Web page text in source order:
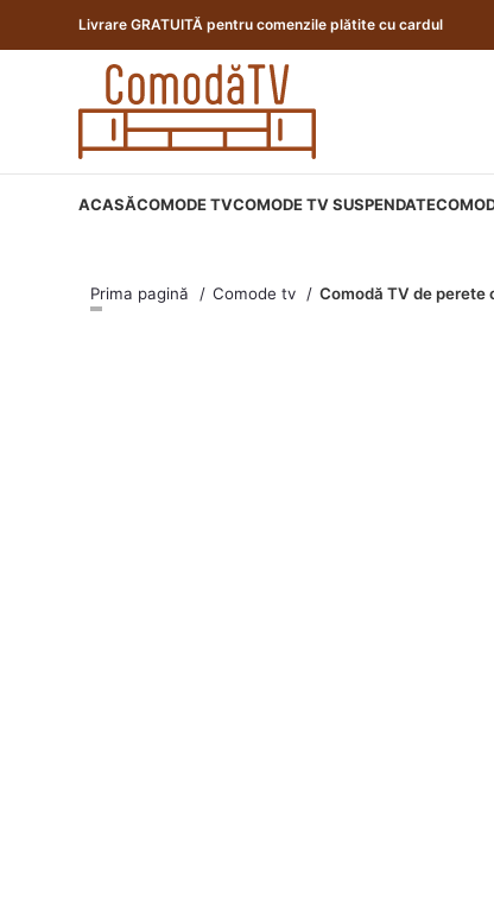
Livrare GRATUITĂ pentru comenzile plătite cu cardul
ACASĂCOMODE TVCOMODE TV SUSPENDATE
Prima pagină Comode tv Comodă TV de perete